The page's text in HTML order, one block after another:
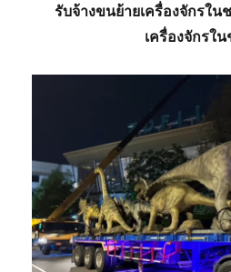
รับจ้างขนย้ายเครื่องจักรใน
เครื่องจักรใ